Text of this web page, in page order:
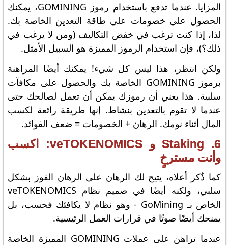
المزايا. عندما تدفع باستخدام رموز GOMINING، يمكنك
الحصول على خصومات على طاقة التعدين الخاصة بك.
لذا، إذا كنت ترغب في خفض التكاليف (ومن لا يرغب في
ذلك؟)، فإن استخدام الرموز المميزة هو السبيل الأمثل.
ولكن انتظر، هذا ليس كل شيء! يمكنك أيضًا المراهنة
برموز GOMINING الخاصة بك والحصول على مكافآت
سلبية. هذا يعني أن رموزك يمكن أن تعمل لصالحك حتى
عندما لا تقوم بالتعدين بنشاط. إنها طريقة رائعة لكسب
المال أثناء نومك. الرهان + الخصومات = ضعف الفوائد.
6. Staking و veTOKENOMICS: اكسب
وأنت مسترخٍ
كما ذُكر أعلاه، يتيح لك الرهان على الرهان الفوز بشكل
سلبي، ولكنه أيضًا في صميم نظام veTOKENOMICS
الخاص بـ GoMining - وهو نظام لا يكافئك فحسب، بل
يمنحك أيضًا صوتًا في قرارات العمل الرئيسية.
عندما تراهن على عملات GOMINING المميزة الخاصة